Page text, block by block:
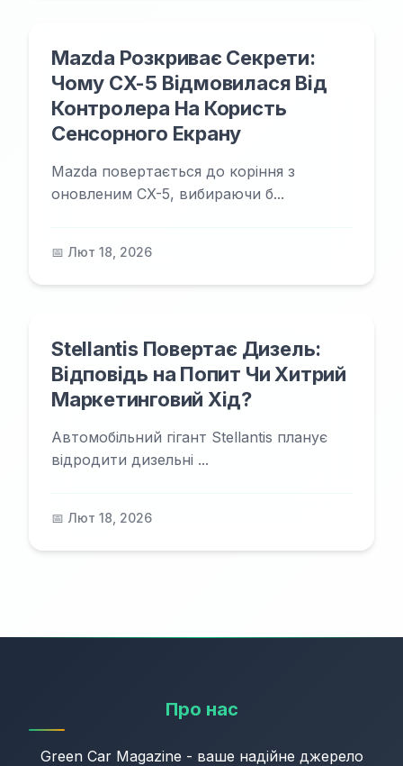
Mazda Розкриває Секрети:
Чому CX-5 Відмовилася Від
Контролера На Користь
Сенсорного Екрану
Mazda повертається до коріння з
оновленим CX-5, вибираючи б...
📅 Лют 18, 2026
Stellantis Повертає Дизель:
Відповідь на Попит Чи Хитрий
Маркетинговий Хід?
Автомобільний гігант Stellantis планує
відродити дизельні ...
📅 Лют 18, 2026
Про нас
Green Car Magazine - ваше надійне джерело